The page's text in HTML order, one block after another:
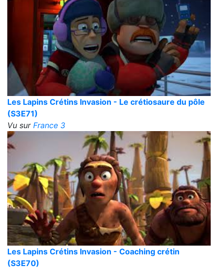
Les Lapins Crétins Invasion - Le crétiosaure du pôle
(S3E71)
Vu sur France 3
Les Lapins Crétins Invasion - Coaching crétin
(S3E70)